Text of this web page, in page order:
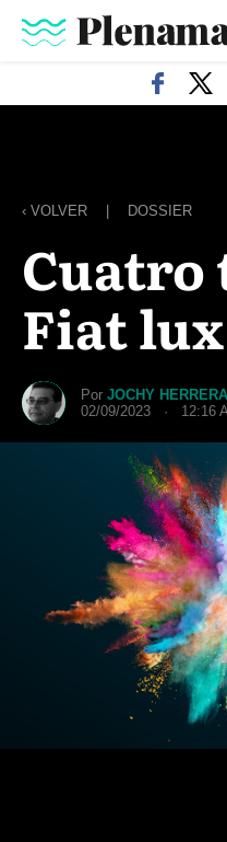
‹ VOLVER DOSSIER
Cuatro
Fiat lux
Por JOCHY HERRERA
02/09/2023 · 12:16